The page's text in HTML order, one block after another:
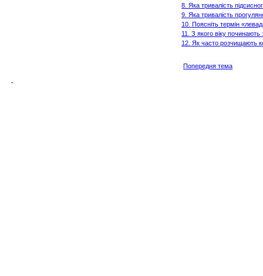
8. Яка тривалість
9. Яка тривалість
10. Поясніть термін
11. З якого віку починають
12. Як часто розчищають
Попередня тема